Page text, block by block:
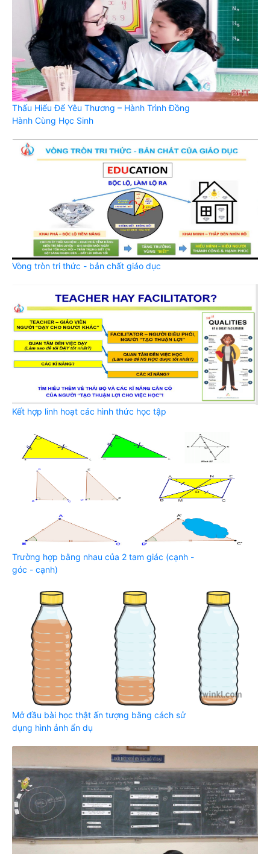
Thấu Hiểu Để Yêu Thương – Hành Trình Đồng
Hành Cùng Học Sinh
Vòng tròn tri thức - bản chất giáo dục
Kết hợp linh hoạt các hình thức học tập
Trường hợp bằng nhau của 2 tam giác (cạnh -
góc - cạnh)
Mở đầu bài học thật ấn tượng bằng cách sử
dụng hình ảnh ẩn dụ